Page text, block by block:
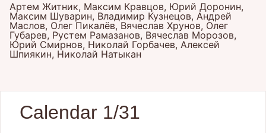
Артем Житник, Максим Кравцов, Юрий Доронин,
Максим Шуварин, Владимир Кузнецов, Андрей
Маслов, Олег Пикалёв, Вячеслав Хрунов, Олег
Губарев, Рустем Рамазанов, Вячеслав Морозов,
Юрий Смирнов, Николай Горбачев, Алексей
Шпиякин, Николай Натыкан
Calendar 1/31